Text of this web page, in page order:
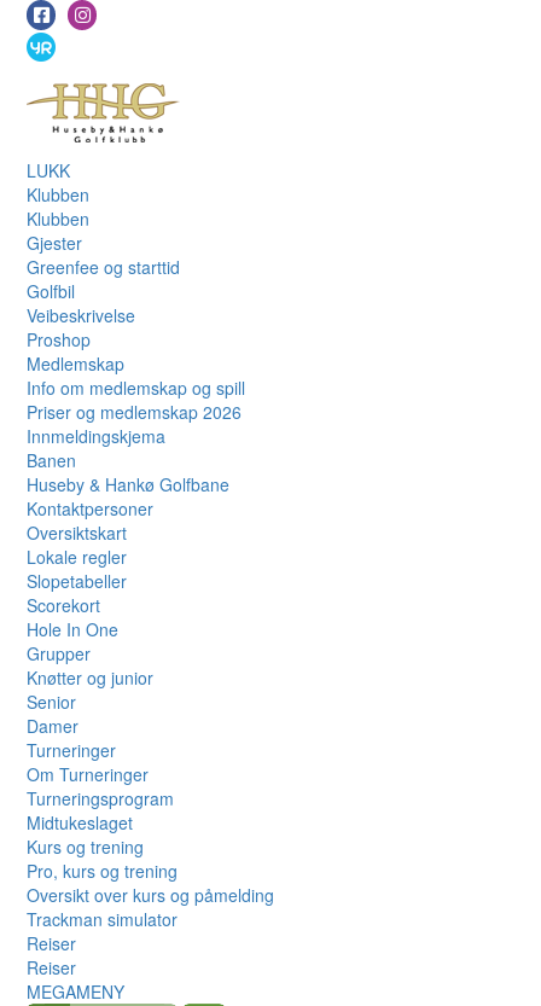
LUKK
Klubben
Klubben
Gjester
Greenfee og starttid
Golfbil
Veibeskrivelse
Proshop
Medlemskap
Info om medlemskap og spill
Priser og medlemskap 2026
Innmeldingskjema
Banen
Huseby & Hankø Golfbane
Kontaktpersoner
Oversiktskart
Lokale regler
Slopetabeller
Scorekort
Hole In One
Grupper
Knøtter og junior
Senior
Damer
Turneringer
Om Turneringer
Turneringsprogram
Midtukeslaget
Kurs og trening
Pro, kurs og trening
Oversikt over kurs og påmelding
Trackman simulator
Reiser
Reiser
MEGAMENY